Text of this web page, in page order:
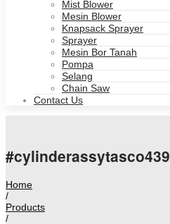
Mist Blower
Mesin Blower
Knapsack Sprayer
Sprayer
Mesin Bor Tanah
Pompa
Selang
Chain Saw
Contact Us
#cylinderassytasco439
Home
/
Products
/